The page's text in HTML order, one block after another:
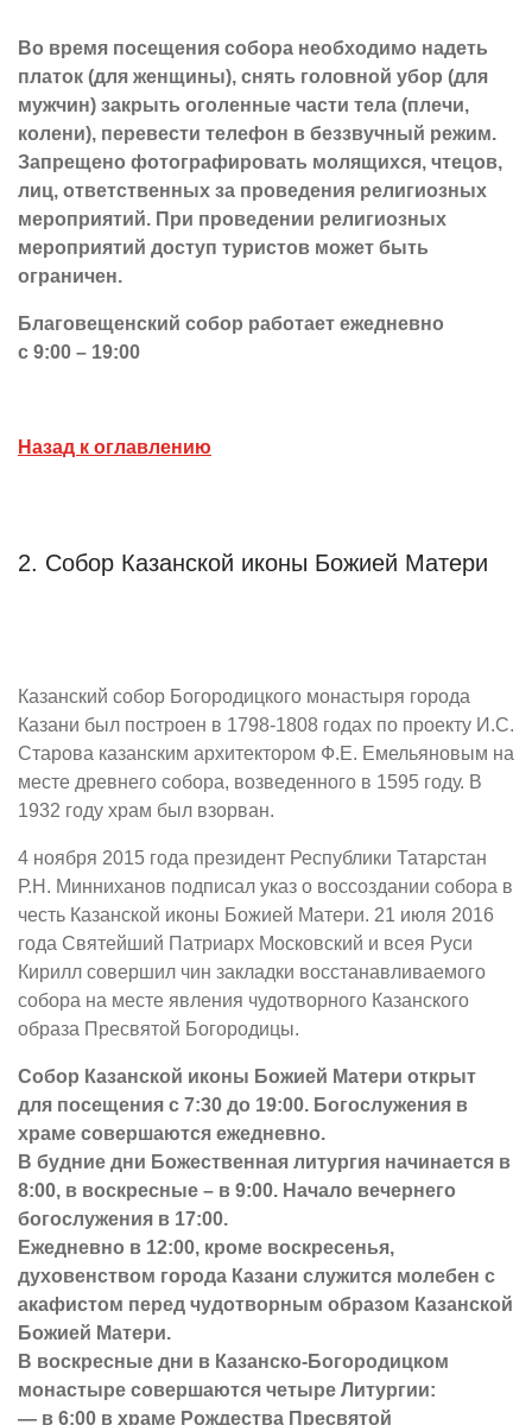
Во время посещения собора необходимо надеть
платок (для женщины), снять головной убор (для
мужчин) закрыть оголенные части тела (плечи,
колени), перевести телефон в беззвучный режим.
Запрещено фотографировать молящихся, чтецов,
лиц, ответственных за проведения религиозных
мероприятий. При проведении религиозных
мероприятий доступ туристов может быть
ограничен.
Благовещенский собор работает ежедневно
с 9:00 – 19:00
Назад к оглавлению
2. Собор Казанской иконы Божией Матери
Казанский собор Богородицкого монастыря города
Казани был построен в 1798-1808 годах по проекту И.С.
Старова казанским архитектором Ф.Е. Емельяновым на
месте древнего собора, возведенного в 1595 году. В
1932 году храм был взорван.
4 ноября 2015 года президент Республики Татарстан
Р.Н. Минниханов подписал указ о воссоздании собора в
честь Казанской иконы Божией Матери. 21 июля 2016
года Святейший Патриарх Московский и всея Руси
Кирилл совершил чин закладки восстанавливаемого
собора на месте явления чудотворного Казанского
образа Пресвятой Богородицы.
Собор Казанской иконы Божией Матери открыт
для посещения с 7:30 до 19:00. Богослужения в
храме совершаются ежедневно.
В будние дни Божественная литургия начинается в
8:00, в воскресные – в 9:00. Начало вечернего
богослужения в 17:00.
Ежедневно в 12:00, кроме воскресенья,
духовенством города Казани служится молебен с
акафистом перед чудотворным образом Казанской
Божией Матери.
В воскресные дни в Казанско-Богородицком
монастыре совершаются четыре Литургии:
— в 6:00 в храме Рождества Пресвятой